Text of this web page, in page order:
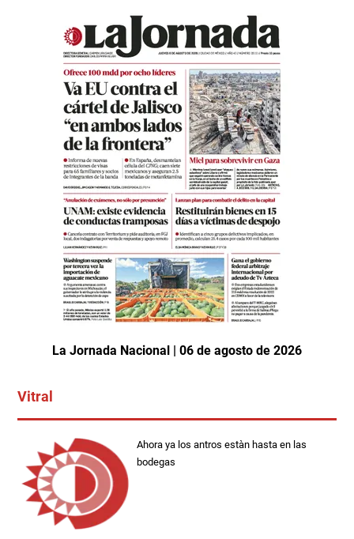
La Jornada Nacional | 06 de agosto de 2026
Vitral
Ahora ya los antros estàn hasta en las
bodegas